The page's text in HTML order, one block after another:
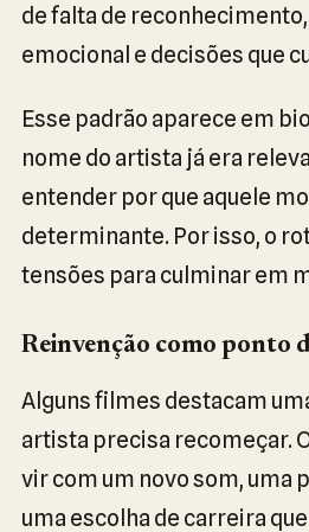
de falta de
emocional e decisões que
Esse padrão aparece em
nome do artista já era
entender por que aquele
determinante. Por isso, o
tensões para culminar em
Reinvenção como ponto
Alguns filmes destacam
artista precisa recomeçar.
vir com um novo som, uma
uma escolha de carreira